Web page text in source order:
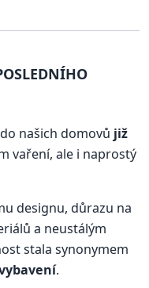
našich domovů již
vaření, ale i naprostý
designu, důrazu na
a neustálým
stala synonymem
.